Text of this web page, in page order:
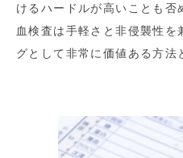
けるハードルが高いことも
血検査は手軽さと非侵襲性
グとして非常に価値ある方法